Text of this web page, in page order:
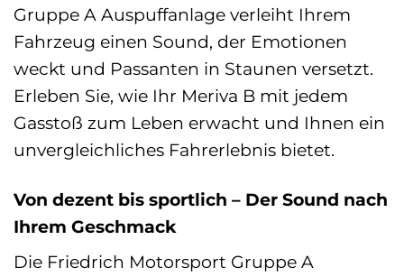
Gruppe A Auspuffanlage verleiht Ihrem
Fahrzeug einen Sound, der Emotionen
weckt und Passanten in Staunen versetzt.
Erleben Sie, wie Ihr Meriva B mit jedem
Gasstoß zum Leben erwacht und Ihnen ein
unvergleichliches Fahrerlebnis bietet.
Von dezent bis sportlich – Der Sound nach
Ihrem Geschmack
Die Friedrich Motorsport Gruppe A